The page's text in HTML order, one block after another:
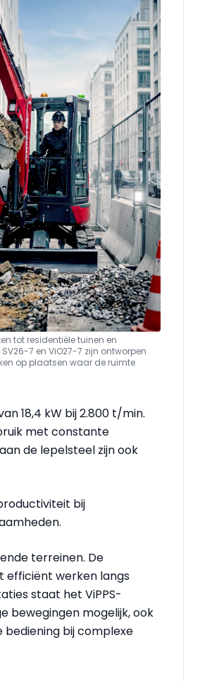
tot residentiële tuinen en
7 en ViO27-7 zijn ontworpen
op plaatsen waar de ruimte
18,4 kW bij 2.800 t/min.
met constante
de lepelsteel zijn ook
bij
terreinen. De
efficiënt werken langs
staat het ViPPS-
bewegingen mogelijk, ook
bediening bij complexe